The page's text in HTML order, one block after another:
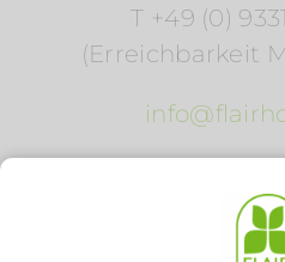
T +49 (0)
(Erreichbarkeit